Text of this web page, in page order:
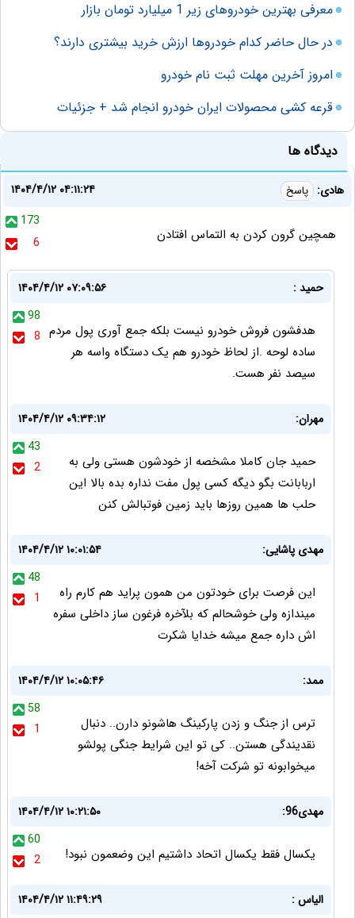
معرفی بهترین خودروهای زیر 1 میلیارد تومان بازار
در حال حاضر کدام خودروها ارزش خرید بیشتری دارند؟
امروز آخرین مهلت ثبت نام خودرو
قرعه کشی محصولات ایران خودرو انجام شد + جزئیات
دیدگاه ها
هادی: پاسخ
۱۴۰۴/۴/۱۲ ۰۴:۱۱:۲۴
173
6
همچین گرون کردن به التماس افتادن
حمید :
۱۴۰۴/۴/۱۲ ۰۷:۰۹:۵۶
98
8 هدفشون فروش خودرو نیست بلکه جمع آوری پول مردم
ساده لوحه .از لحاظ خودرو هم یک دستگاه واسه هر
سیصد نفر هست.
مهران:
۱۴۰۴/۴/۱۲ ۰۹:۳۴:۱۲
43
2
حمید جان کاملا مشخصه از خودشون هستی ولی به
اربابانت بگو دیگه کسی پول مفت نداره بده بالا این
حلب ها همین روزها باید زمین فوتبالش کنن
مهدی پاشایی:
۱۴۰۴/۴/۱۲ ۱۰:۰۱:۵۴
48
1
این فرصت برای خودتون من همون پراید هم کارم راه
میندازه ولی خوشحالم که بلآخره فرغون ساز داخلی سفره
اش داره جمع میشه خدایا شکرت
ممد:
۱۴۰۴/۴/۱۲ ۱۰:۰۵:۴۶
58
1
ترس از جنگ و زدن پارکینگ هاشونو دارن.. دنبال
نقدیندگی هستن.. کی تو این شرایط جنگی پولشو
میخوابونه تو شرکت آخه!
مهدی96:
۱۴۰۴/۴/۱۲ ۱۰:۲۱:۵۰
60
2
یکسال فقط یکسال اتحاد داشتیم این وضعمون نبود!
الیاس :
۱۴۰۴/۴/۱۲ ۱۱:۴۹:۲۹